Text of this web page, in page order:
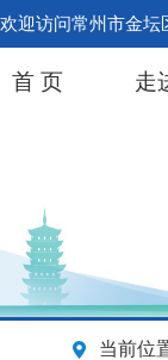
欢迎访问常州市金坛
首 页 走
当前位